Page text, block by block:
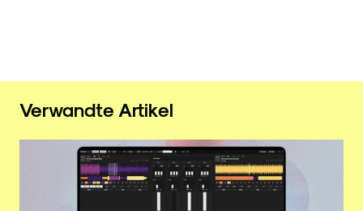
Verwandte Artikel